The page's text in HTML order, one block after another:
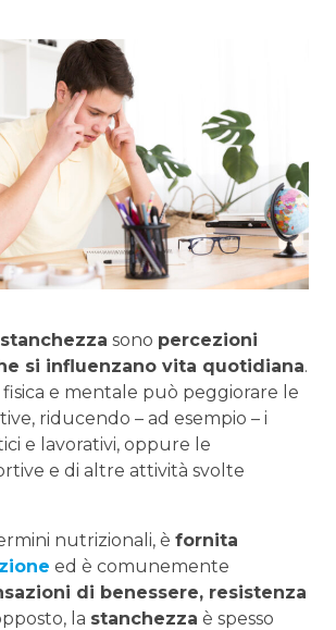
stanchezza sono percezioni
si influenzano vita quotidiana.
fisica e mentale può peggiorare le
riducendo – ad esempio – i
e lavorativi, oppure le
e di altre attività svolte
nutrizionali, è fornita
ed è comunemente
di benessere, resistenza
la stanchezza è spesso